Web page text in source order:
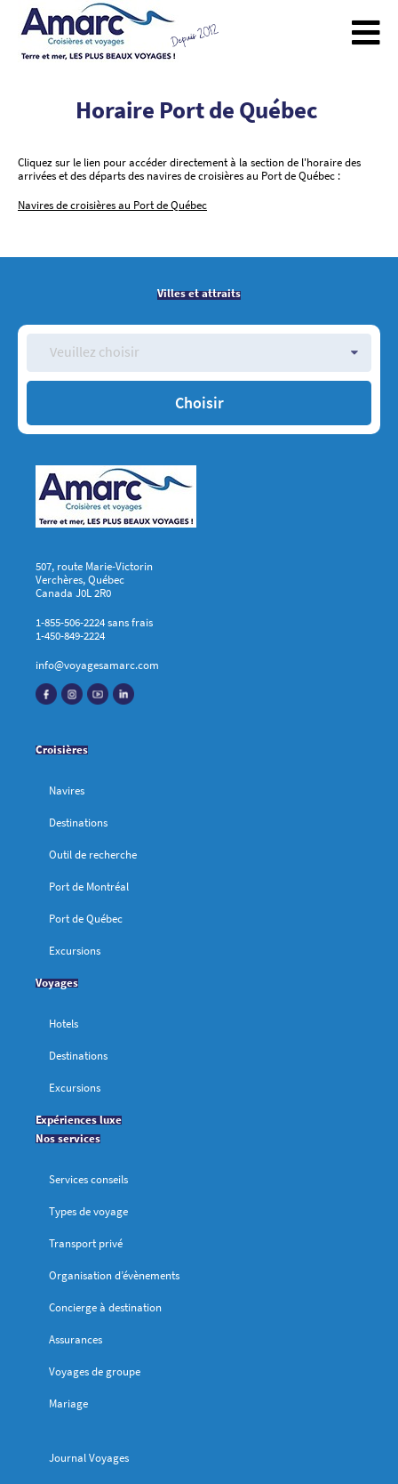
Horaire Port de Québec
Cliquez sur le lien pour accéder directement à la section de l'horaire des
arrivées et des départs des navires de croisières au Port de Québec :
Navires de croisières au Port de Québec
Villes et attraits
Veuillez choisir
507, route Marie-Victorin
Verchères, Québec
Canada J0L 2R0
1-855-506-2224 sans frais
1-450-849-2224
info@voyagesamarc.com
Croisières
Navires
Destinations
Outil de recherche
Port de Montréal
Port de Québec
Excursions
Voyages
Hotels
Destinations
Excursions
Expériences luxe
Nos services
Services conseils
Types de voyage
Transport privé
Organisation d’évènements
Concierge à destination
Assurances
Voyages de groupe
Mariage
Journal Voyages